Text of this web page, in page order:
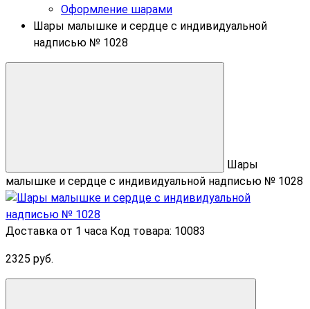
Оформление шарами
Шары малышке и сердце с индивидуальной
надписью № 1028
Шары
малышке и сердце с индивидуальной надписью № 1028
Доставка от 1 часа Код товара: 10083
2325 руб.